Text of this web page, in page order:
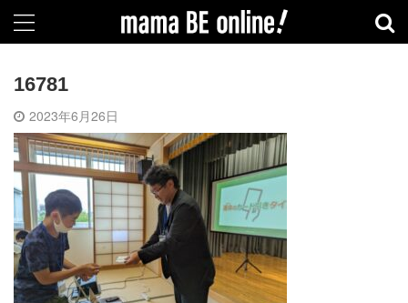
16781
2023年6月26日